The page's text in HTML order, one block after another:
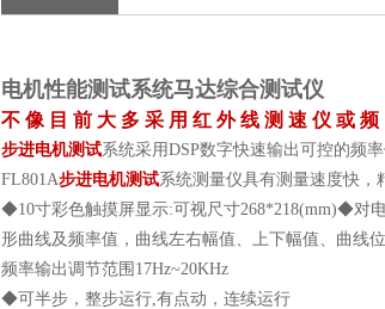
电机性能测试系统马达综合测试仪
不 像 目 前 大 多 采 用 红 外 线 测 速 仪 或 频
步进电机测试系统采用DSP数字快速输出可控的频
FL801A步进电机测试系统测量仪具有测量速度快，
◆10寸彩色触摸屏显示:可视尺寸268*218(mm)◆对
形曲线及频率值，曲线左右幅值、上下幅值、曲线
频率输出调节范围17Hz~20KHz
◆可半步，整步运行,有点动，连续运行